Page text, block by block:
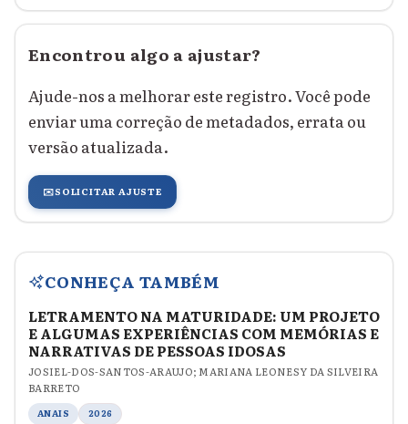
Encontrou algo a ajustar?
Ajude-nos a melhorar este registro. Você pode
enviar uma correção de metadados, errata ou
versão atualizada.
✉️SOLICITAR AJUSTE
CONHEÇA TAMBÉM
LETRAMENTO NA MATURIDADE: UM PROJETO
E ALGUMAS EXPERIÊNCIAS COM MEMÓRIAS E
NARRATIVAS DE PESSOAS IDOSAS
JOSIEL-DOS-SANTOS-ARAUJO; MARIANA LEONESY DA SILVEIRA
BARRETO
ANAIS 2026